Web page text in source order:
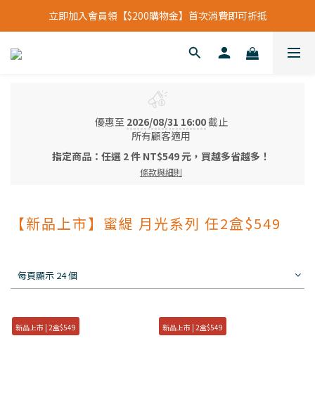
立即加入會員領【$200購物金】首次消費即可折抵
立即加入會員領【$200購物金】首次消費即可折抵
會員福利新升級⁺紅利點數【1點折抵現金$1元】
優惠至 2026/08/31 16:00截止
所有顧客適用
指定商品：任選 2 件 NT$549 元，買越多省越多！
條款與細則
【新品上市】蜜緹 月光系列 任2盒$549
每頁顯示 24 個
新品上市 | 2盒$549 新品上市 | 2盒$549